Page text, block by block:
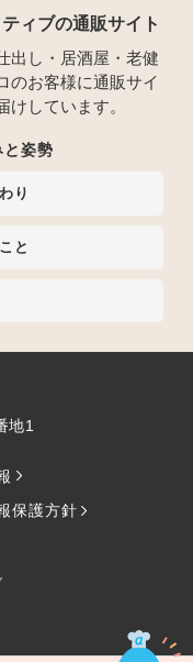
ィブの通販サイト
出し・居酒屋・老健
のお客様に通販サイ
けしています。
と姿勢
り
と
地1
保護方針